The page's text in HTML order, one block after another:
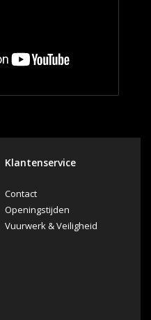
Klantenservice
Contact
Openingstijden
Vuurwerk & Veiligheid